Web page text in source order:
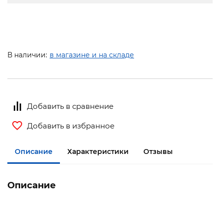
В наличии: в магазине и на складе
Добавить в сравнение
Добавить в избранное
Описание Характеристики Отзывы
Описание